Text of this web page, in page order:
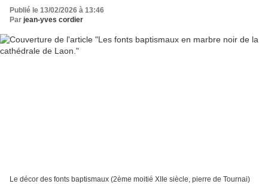
Publié le 13/02/2026 à 13:46
Par jean-yves cordier
Le décor des fonts baptismaux (2ème moitié XIIe siècle, pierre de Tournai)